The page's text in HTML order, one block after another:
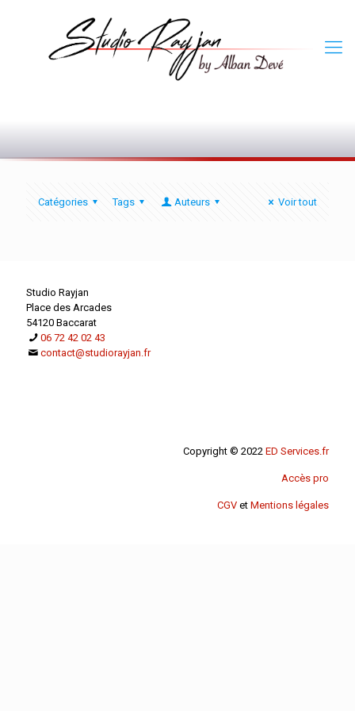
Catégories Tags Auteurs Voir tout
Studio Rayjan
Place des Arcades
54120 Baccarat
06 72 42 02 43
contact@studiorayjan.fr
Copyright © 2022 ED Services.fr
Accès pro
CGV et Mentions légales